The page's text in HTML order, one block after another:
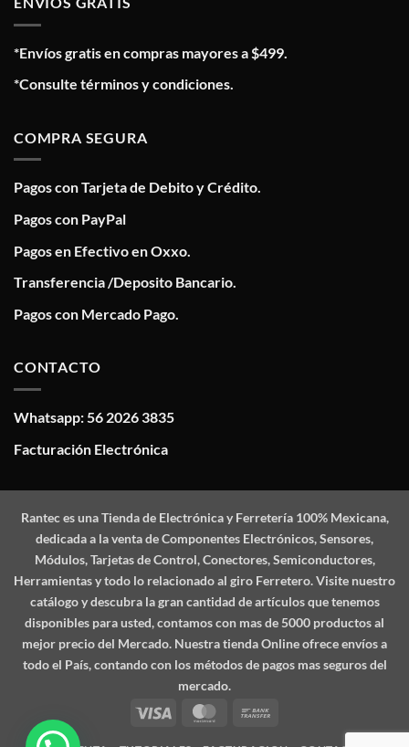
*Envíos gratis en compras mayores a $499.
*Consulte términos y condiciones.
COMPRA SEGURA
Pagos con Tarjeta de Debito y Crédito.
Pagos con PayPal
Pagos en Efectivo en Oxxo.
Transferencia /Deposito Bancario.
Pagos con Mercado Pago.
CONTACTO
Whatsapp: 56 2026 3835
Facturación Electrónica
Ranteces una Tienda de Electrónica y Ferretería 100% Mexicana,
dedicada a la venta de Componentes Electrónicos, Sensores,
Módulos, Tarjetas de Control, Conectores, Semiconductores,
Herramientas y todo lo relacionado al giro Ferretero. Visite nuestro
catálogo y descubra la gran cantidad de artículos que tenemos
disponibles para usted, contamos con mas de 5000 productos al
mejor precio del Mercado. Nuestra tienda Online ofrece envíos a
todo el País, contando con los métodos de pagos mas seguros del
mercado.
Visa
MasterCard